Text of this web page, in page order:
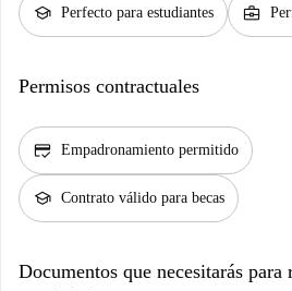
school Perfecto para estudiantes business_center
Permisos contractuales
credit_score Empadronamiento permitido
school Contrato válido para becas
Documentos que necesitarás para